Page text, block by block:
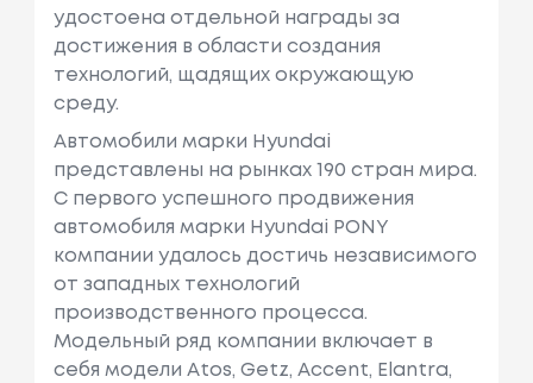
удостоена отдельной награды за
достижения в области создания
технологий, щадящих окружающую
среду.
Автомобили марки Hyundai
представлены на рынках 190 стран мира.
C первого успешного продвижения
автомобиля марки Hyundai PONY
компании удалось достичь независимого
от западных технологий
производственного процесса.
Модельный ряд компании включает в
себя модели Atos, Getz, Accent, Elantra,